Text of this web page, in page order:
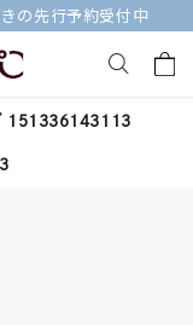
の先行予約受付中
ードで検索する
151336143113